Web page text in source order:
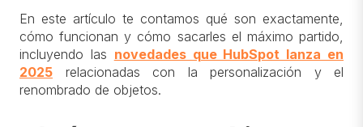
En este artículo te contamos qué son exactamente,
cómo funcionan y cómo sacarles el máximo partido,
incluyendo las novedades que HubSpot lanza en
2025 relacionadas con la personalización y el
renombrado de objetos.